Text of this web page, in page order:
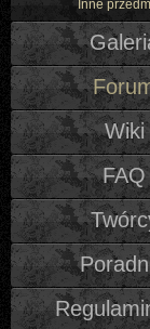
Inne
Wiki
FAQ